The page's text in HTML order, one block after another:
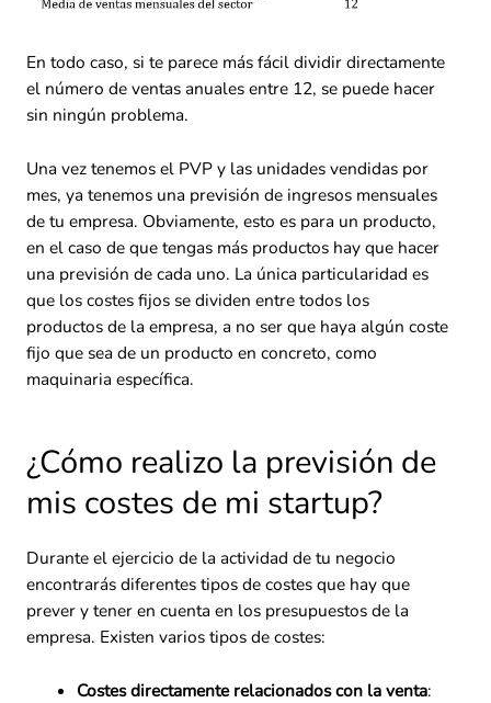
En todo caso, si te parece más fácil dividir directamente
el número de ventas anuales entre 12, se puede hacer
sin ningún problema.
Una vez tenemos el PVP y las unidades vendidas por
mes, ya tenemos una previsión de ingresos mensuales
de tu empresa. Obviamente, esto es para un producto,
en el caso de que tengas más productos hay que hacer
una previsión de cada uno. La única particularidad es
que los costes fijos se dividen entre todos los
productos de la empresa, a no ser que haya algún coste
fijo que sea de un producto en concreto, como
maquinaria específica.
¿Cómo realizo la previsión de
mis costes de mi startup?
Durante el ejercicio de la actividad de tu negocio
encontrarás diferentes tipos de costes que hay que
prever y tener en cuenta en los presupuestos de la
empresa. Existen varios tipos de costes:
Costes directamente relacionados con la venta: